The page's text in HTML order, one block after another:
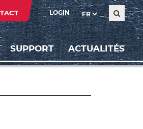
LOGIN
SUPPORT ACTUALITÉS